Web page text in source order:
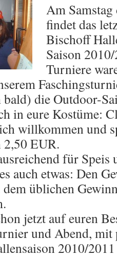
Am
findet das
Bischoff
Saison
Turniere
die Outdoor-
in eure Kostüme:
willkommen und
EUR.
für Speis
auch etwas: Den
üblichen
jetzt auf euren
und Abend,
2010/